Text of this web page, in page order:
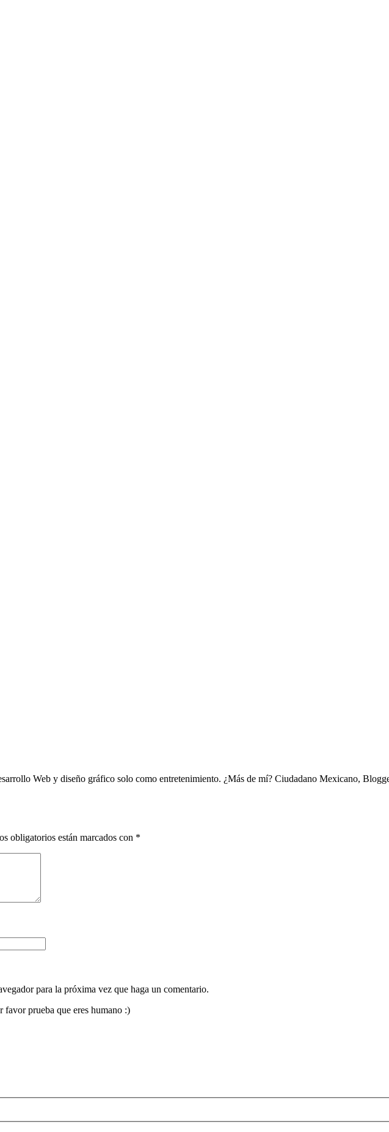
Web y diseño gráfico solo como entretenimiento. ¿Más de mí? Ciudadano Mexicano,
obligatorios están marcados con *
para la próxima vez que haga un comentario.
favor prueba que eres humano :)